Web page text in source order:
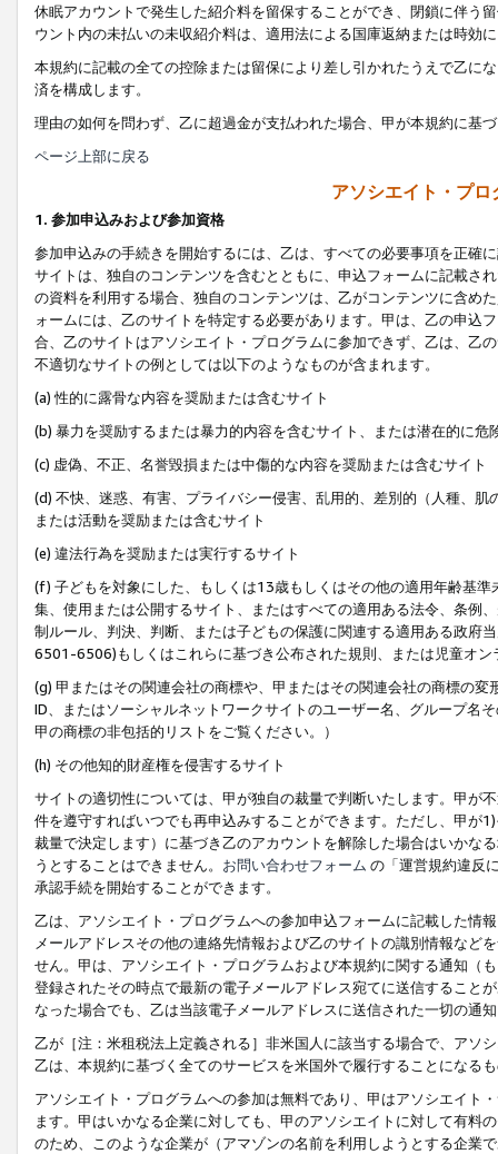
休眠アカウントで発生した紹介料を留保することができ、閉鎖に伴う
ウント内の未払いの未収紹介料は、適用法による国庫返納または時効
本規約に記載の全ての控除または留保により差し引かれたうえで乙に
済を構成します。
理由の如何を問わず、乙に超過金が支払われた場合、甲が本規約に基
ページ上部に戻る
アソシエイト・プ
1. 参加申込みおよび参加資格
参加申込みの手続きを開始するには、乙は、すべての必要事項を正確
サイトは、独自のコンテンツを含むとともに、申込フォームに記載さ
の資料を利用する場合、独自のコンテンツは、乙がコンテンツに含め
ォームには、乙のサイトを特定する必要があります。甲は、乙の申込
合、乙のサイトはアソシエイト・プログラムに参加できず、乙は、乙
不適切なサイトの例としては以下のようなものが含まれます。
(a) 性的に露骨な内容を奨励または含むサイト
(b) 暴力を奨励するまたは暴力的内容を含むサイト、または潜在的に
(c) 虚偽、不正、名誉毀損または中傷的な内容を奨励または含むサイト
(d) 不快、迷惑、有害、プライバシー侵害、乱用的、差別的（人種、
または活動を奨励または含むサイト
(e) 違法行為を奨励または実行するサイト
(f) 子どもを対象にした、もしくは13歳もしくはその他の適用年齢基
集、使用または公開するサイト、またはすべての適用ある法令、条例
制ルール、判決、判断、または子どもの保護に関連する適用ある政府
6501-6506)もしくはこれらに基づき公布された規則、または児童オン
(g) 甲またはその関連会社の商標や、甲またはその関連会社の商標の
ID、またはソーシャルネットワークサイトのユーザー名、グループ名
甲の商標の非包括的リストをご覧ください。）
(h) その他知的財産権を侵害するサイト
サイトの適切性については、甲が独自の裁量で判断いたします。甲が
件を遵守すればいつでも再申込みすることができます。ただし、甲が
裁量で決定します）に基づき乙のアカウントを解除した場合はいかな
うとすることはできません。 お問い合わせフォーム の「運営規約違反
承認手続を開始することができます。
乙は、アソシエイト・プログラムへの参加申込フォームに記載した情
メールアドレスその他の連絡先情報および乙のサイトの識別情報など
せん。甲は、アソシエイト・プログラムおよび本規約に関する通知（
登録されたその時点で最新の電子メールアドレス宛てに送信すること
なった場合でも、乙は当該電子メールアドレスに送信された一切の通
乙が［注：米租税法上定義される］非米国人に該当する場合で、アソ
乙は、本規約に基づく全てのサービスを米国外で履行することになる
アソシエイト・プログラムへの参加は無料であり、甲はアソシエイト
ます。甲はいかなる企業に対しても、甲のアソシエイトに対して有料
のため、このような企業が（アマゾンの名前を利用しようとする企業